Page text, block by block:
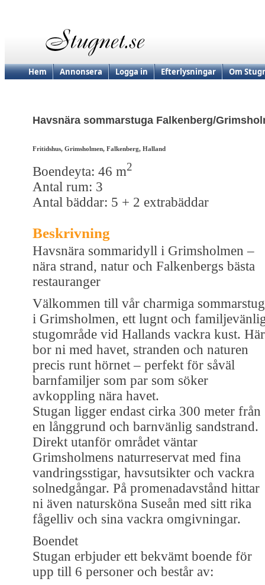
Hem Annonsera Logga in Efterlysningar Om
Havsnära sommarstuga Falkenberg/
Fritidshus, Grimsholmen, Falkenberg, Halland
Boendeyta: 46 m2
Antal rum: 3
Antal bäddar: 5 + 2 extrabäddar
Beskrivning
Havsnära sommaridyll i Grimsholmen –
nära strand, natur och Falkenbergs bästa
restauranger
Välkommen till vår charmiga
i Grimsholmen, ett lugnt och
stugområde vid Hallands vackra kust. Här
bor ni med havet, stranden och naturen
precis runt hörnet – perfekt för såväl
barnfamiljer som par som söker
avkoppling nära havet.
Stugan ligger endast cirka 300 meter från
en långgrund och barnvänlig sandstrand.
Direkt utanför området väntar
Grimsholmens naturreservat med fina
vandringsstigar, havsutsikter och vackra
solnedgångar. På promenadavstånd hittar
ni även natursköna Suseån med sitt rika
fågelliv och sina vackra omgivningar.
Boendet
Stugan erbjuder ett bekvämt boende för
upp till 6 personer och består av: